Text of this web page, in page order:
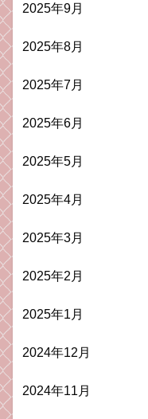
2025年9月
2025年8月
2025年7月
2025年6月
2025年5月
2025年4月
2025年3月
2025年2月
2025年1月
2024年12月
2024年11月